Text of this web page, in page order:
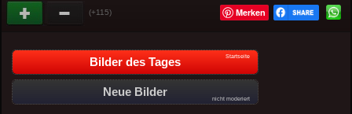
(+115) Merken
Bilder des Tages Startseite
Neue Bilder
nicht moderiert